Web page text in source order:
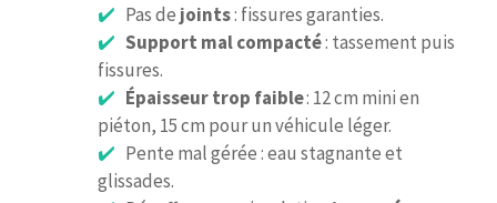
Pas de joints: fissures garanties.
Support mal compacté: tassement puis
fissures.
Épaisseur trop faible: 12 cm mini en
piéton, 15 cm pour un véhicule léger.
Pente mal gérée : eau stagnante et
glissades.